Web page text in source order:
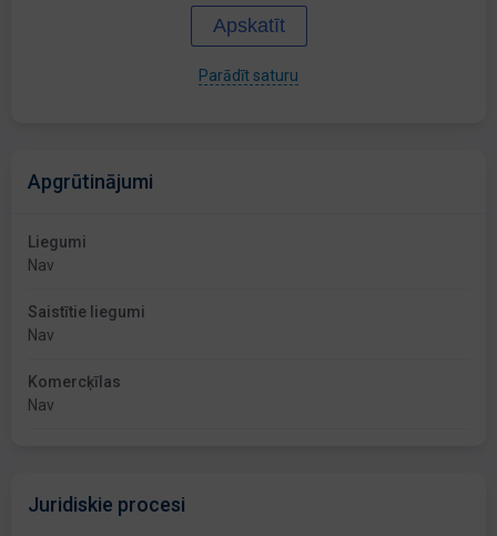
Apskatīt
Parādīt saturu
Apgrūtinājumi
Liegumi
Nav
Saistītie liegumi
Nav
Komercķīlas
Nav
Juridiskie procesi